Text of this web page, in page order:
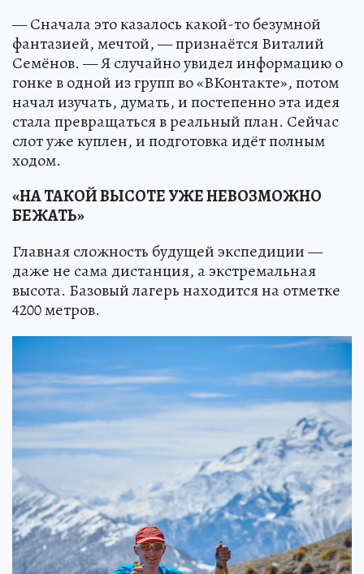
— Сначала это казалось какой-то безумной
фантазией, мечтой, — признаётся Виталий
Семёнов. — Я случайно увидел информацию о
гонке в одной из групп во «ВКонтакте», потом
начал изучать, думать, и постепенно эта идея
стала превращаться в реальный план. Сейчас
слот уже куплен, и подготовка идёт полным
ходом.
«НА ТАКОЙ ВЫСОТЕ УЖЕ НЕВОЗМОЖНО
БЕЖАТЬ»
Главная сложность будущей экспедиции —
даже не сама дистанция, а экстремальная
высота. Базовый лагерь находится на отметке
4200 метров.